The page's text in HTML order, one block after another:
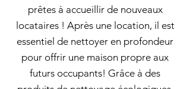
prêtes à accueillir de nouveaux
locataires ! Après une location, il est
essentiel de nettoyer en profondeur
pour offrir une maison propre aux
futurs occupants! Grâce à des